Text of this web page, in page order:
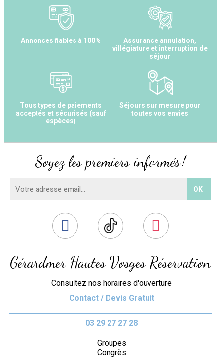
Annonces fiables à 100%
Assurance annulation,
villégiature et interruption de
séjour
Tous types de paiements
acceptés et sécurisés (sauf
espèces)
Séjours sur mesure pour
toutes vos envies
Gérardmer Hautes Vosges Réservation
Consultez nos horaires d'ouverture
Contact / Devis Gratuit
03 29 27 27 28
Groupes
Congrès
Soyez les premiers informés !